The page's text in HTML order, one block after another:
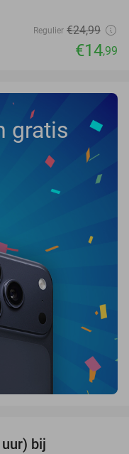
Regulier €24,99
€14,99
gratis
bij